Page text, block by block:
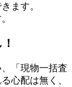
ます。
「現物一括査
心配は無く、